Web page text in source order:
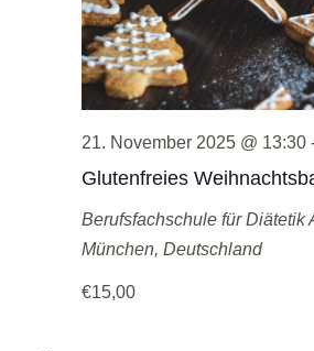
Glutenfreies
21. November 2025 @ 13:30
Berufsfachschule für Diätetik
München, Deutschland
€15,00